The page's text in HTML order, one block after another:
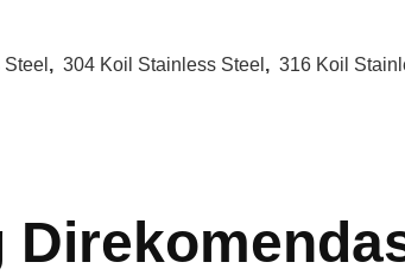
, 304 Koil Stainless Steel , 316 Koil